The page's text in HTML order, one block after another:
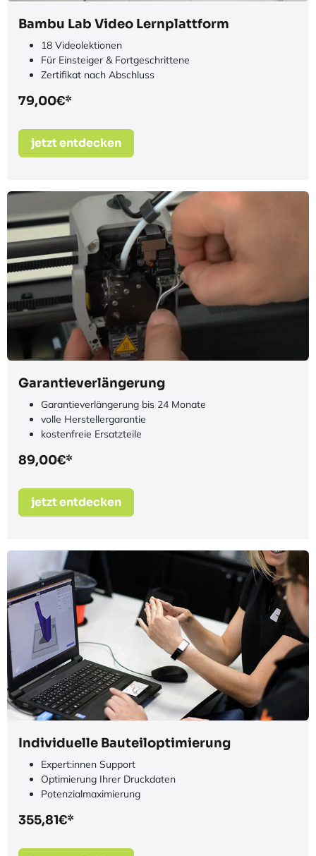
18 Videolektionen
Für Einsteiger & Fortgeschrittene
Zertifikat nach Abschluss
79,00€*
jetzt entdecken
Garantieverlängerung bis 24 Monate
volle Herstellergarantie
kostenfreie Ersatzteile
89,00€*
jetzt entdecken